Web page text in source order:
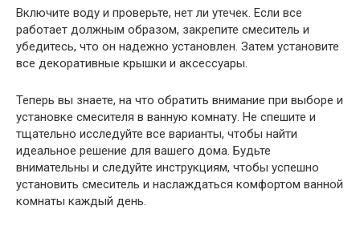
Включите воду и проверьте, нет ли утечек. Если все
работает должным образом, закрепите смеситель и
убедитесь, что он надежно установлен. Затем установите
все декоративные крышки и аксессуары.
Теперь вы знаете, на что обратить внимание при выборе и
установке смесителя в ванную комнату. Не спешите и
тщательно исследуйте все варианты, чтобы найти
идеальное решение для вашего дома. Будьте
внимательны и следуйте инструкциям, чтобы успешно
установить смеситель и наслаждаться комфортом ванной
комнаты каждый день.